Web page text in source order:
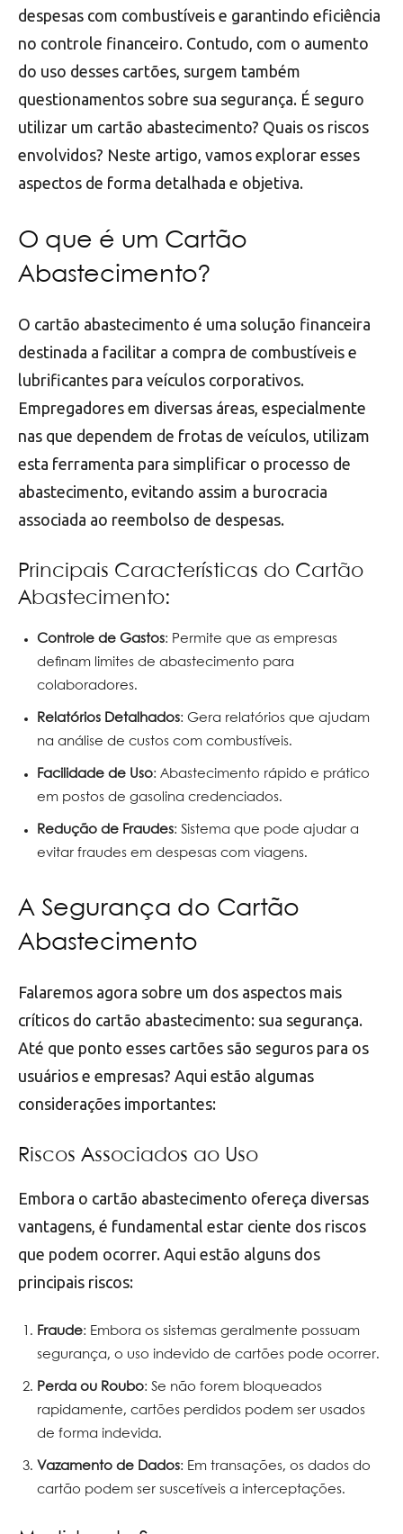
despesas com combustíveis e garantindo eficiência
no controle financeiro. Contudo, com o aumento
do uso desses cartões, surgem também
questionamentos sobre sua segurança. É seguro
utilizar um cartão abastecimento? Quais os riscos
envolvidos? Neste artigo, vamos explorar esses
aspectos de forma detalhada e objetiva.
O que é um Cartão
Abastecimento?
O cartão abastecimento é uma solução financeira
destinada a facilitar a compra de combustíveis e
lubrificantes para veículos corporativos.
Empregadores em diversas áreas, especialmente
nas que dependem de frotas de veículos, utilizam
esta ferramenta para simplificar o processo de
abastecimento, evitando assim a burocracia
associada ao reembolso de despesas.
Principais Características do Cartão
Abastecimento:
Controle de Gastos: Permite que as empresas
definam limites de abastecimento para
colaboradores.
Relatórios Detalhados: Gera relatórios que ajudam
na análise de custos com combustíveis.
Facilidade de Uso: Abastecimento rápido e prático
em postos de gasolina credenciados.
Redução de Fraudes: Sistema que pode ajudar a
evitar fraudes em despesas com viagens.
A Segurança do Cartão
Abastecimento
Falaremos agora sobre um dos aspectos mais
críticos do cartão abastecimento: sua segurança.
Até que ponto esses cartões são seguros para os
usuários e empresas? Aqui estão algumas
considerações importantes:
Riscos Associados ao Uso
Embora o cartão abastecimento ofereça diversas
vantagens, é fundamental estar ciente dos riscos
que podem ocorrer. Aqui estão alguns dos
principais riscos:
Fraude: Embora os sistemas geralmente possuam
segurança, o uso indevido de cartões pode ocorrer.
Perda ou Roubo: Se não forem bloqueados
rapidamente, cartões perdidos podem ser usados
de forma indevida.
Vazamento de Dados: Em transações, os dados do
cartão podem ser suscetíveis a interceptações.